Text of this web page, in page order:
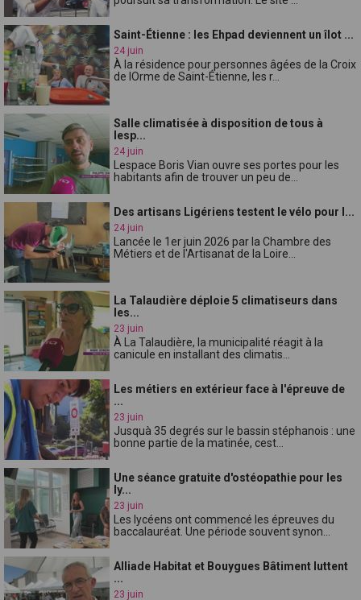
Saint-Étienne : les Ehpad deviennent un îlot ...
24 juin
À la résidence pour personnes âgées de la Croix
de lOrme de Saint-Étienne, les r...
Salle climatisée à disposition de tous à
lesp...
24 juin
Lespace Boris Vian ouvre ses portes pour les
habitants afin de trouver un peu de...
Des artisans Ligériens testent le vélo pour l...
24 juin
Lancée le 1er juin 2026 par la Chambre des
Métiers et de l'Artisanat de la Loire...
La Talaudière déploie 5 climatiseurs dans
les...
23 juin
À La Talaudière, la municipalité réagit à la
canicule en installant des climatis...
Les métiers en extérieur face à l'épreuve de
...
23 juin
Jusquà 35 degrés sur le bassin stéphanois : une
bonne partie de la matinée, cest...
Une séance gratuite d'ostéopathie pour les
ly...
23 juin
Les lycéens ont commencé les épreuves du
baccalauréat. Une période souvent synon...
Alliade Habitat et Bouygues Bâtiment luttent
...
23 juin